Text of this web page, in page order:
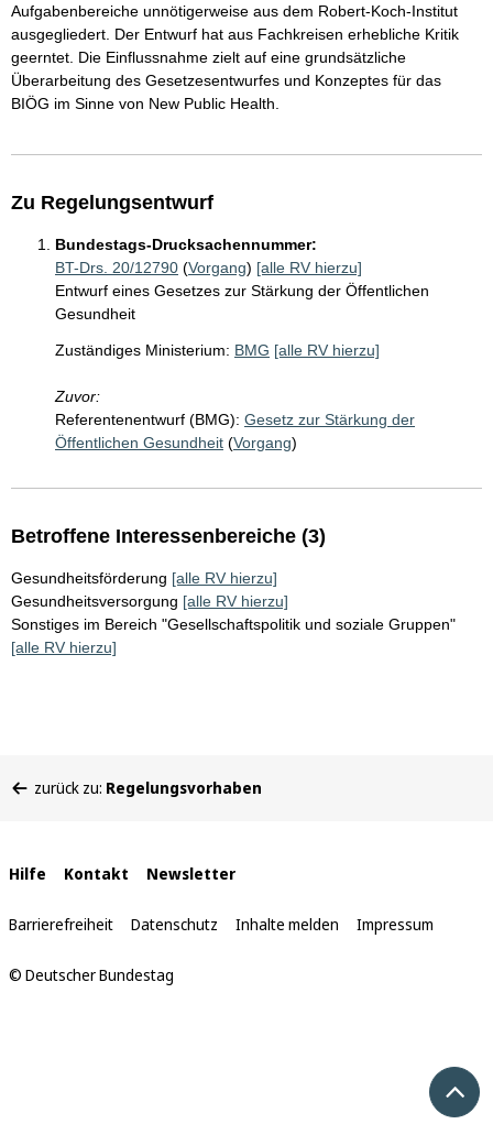
Aufgabenbereiche unnötigerweise aus dem Robert-Koch-Institut
ausgegliedert. Der Entwurf hat aus Fachkreisen erhebliche Kritik
geerntet. Die Einflussnahme zielt auf eine grundsätzliche
Überarbeitung des Gesetzesentwurfes und Konzeptes für das
BIÖG im Sinne von New Public Health.
Zu Regelungsentwurf
Bundestags-Drucksachennummer:
BT-Drs. 20/12790 (Vorgang) [alle RV hierzu]
Entwurf eines Gesetzes zur Stärkung der Öffentlichen
Gesundheit
Zuständiges Ministerium: BMG [alle RV hierzu]
Zuvor:
Referentenentwurf (BMG): Gesetz zur Stärkung der
Öffentlichen Gesundheit (Vorgang)
Betroffene Interessenbereiche (3)
Gesundheitsförderung [alle RV hierzu]
Gesundheitsversorgung [alle RV hierzu]
Sonstiges im Bereich "Gesellschaftspolitik und soziale Gruppen"
[alle RV hierzu]
befinden
zurück zu: Regelungsvorhaben
Interne
Links
Hilfe Kontakt Newsletter
Barrierefreiheit Datenschutz Inhalte melden Impressum
© Deutscher Bundestag